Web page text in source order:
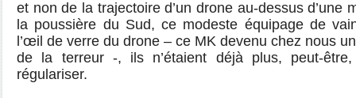
et non de la trajectoire d’un drone au-dessus d’une
la poussière du Sud, ce modeste équipage de
l’œil de verre du drone – ce MK devenu chez nous
de la terreur -, ils n’étaient déjà plus, peut-
régulariser.